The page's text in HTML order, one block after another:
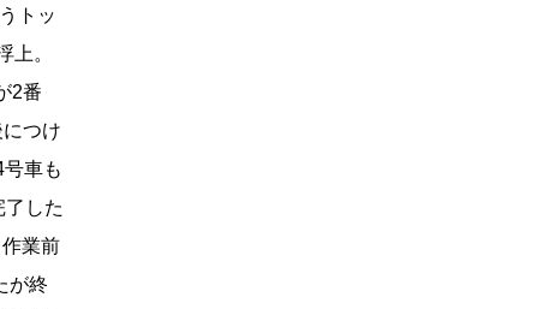
トッ
上。
2番
つけ
車も
した
業前
が終